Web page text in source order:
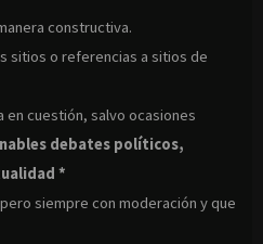
constructiva.
sitios o referencias a sitios de
en cuestión, salvo ocasiones
debates políticos,
*
siempre con moderación y que